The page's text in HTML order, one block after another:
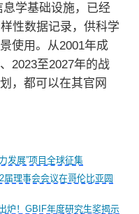
学基础设施，已经
性数据记录，供科学
使用。从2001年成
2023至2027年的战
，都可以在其官网
发展”项目全球征集
理事会会议在哥伦比亚圆
炉！GBIF年度研究生奖揭示